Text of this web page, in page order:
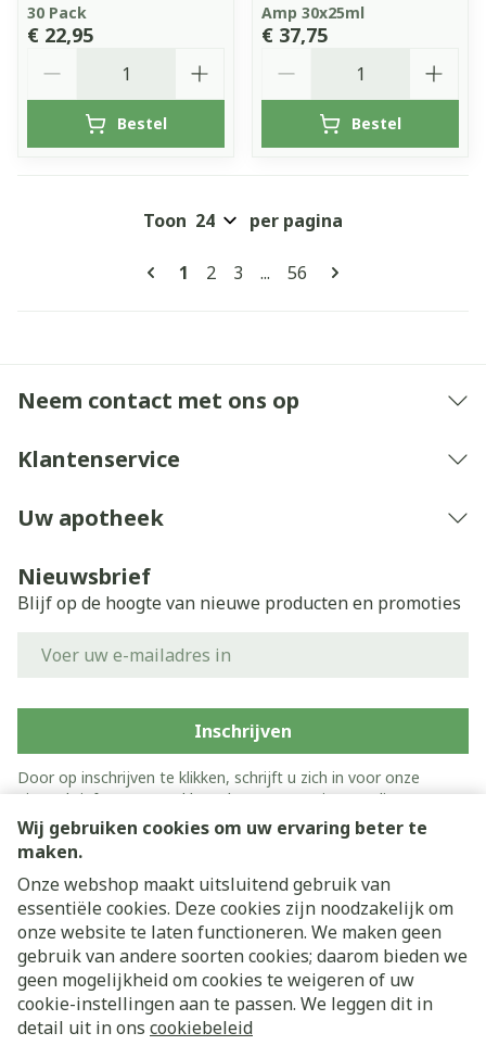
Wij gebruiken cookies om uw ervaring beter te
maken.
Onze webshop maakt uitsluitend gebruik van
essentiële cookies. Deze cookies zijn noodzakelijk om
onze website te laten functioneren. We maken geen
gebruik van andere soorten cookies; daarom bieden we
geen mogelijkheid om cookies te weigeren of uw
cookie-instellingen aan te passen. We leggen dit in
detail uit in ons cookiebeleid
30 Pack
€ 22,95
Bestel
Amp 30x25ml
€ 37,75
Bestel
Pagina's
U lees momenteel pagina
1 Pagina
2 Pagina
3 ... Pagina
56
Toon per pagina
Neem contact met ons op
Klantenservice
Uw apotheek
Nieuwsbrief
Blijf op de hoogte van nieuwe producten en promoties
Inschrijven
Door op inschrijven te klikken, schrijft u zich in voor onze
nieuwsbrief en gaat u akkoord met onzeprivacy policy.
Juridische links